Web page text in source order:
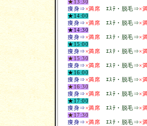
★13:30
痩身⇒ ×満席 ｴｽﾃ・脱毛⇒×
★14:00
痩身⇒ ×満席 ｴｽﾃ・脱毛⇒×
★14:30
痩身⇒ ×満席 ｴｽﾃ・脱毛⇒×
★15:00
痩身⇒ ×満席 ｴｽﾃ・脱毛⇒×
★15:30
痩身⇒ ×満席 ｴｽﾃ・脱毛⇒×
★16:00
痩身⇒ ×満席 ｴｽﾃ・脱毛⇒×
★16:30
痩身⇒ ×満席 ｴｽﾃ・脱毛⇒×
★17:00
痩身⇒ ×満席 ｴｽﾃ・脱毛⇒×
★17:30
痩身⇒ ×満席 ｴｽﾃ・脱毛⇒×